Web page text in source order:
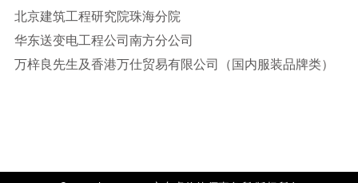
北京建筑工程研究院珠海分院
华东送变电工程公司南方分公司
万梓良先生及香港万仕贸易有限公司（国内服装品牌类）